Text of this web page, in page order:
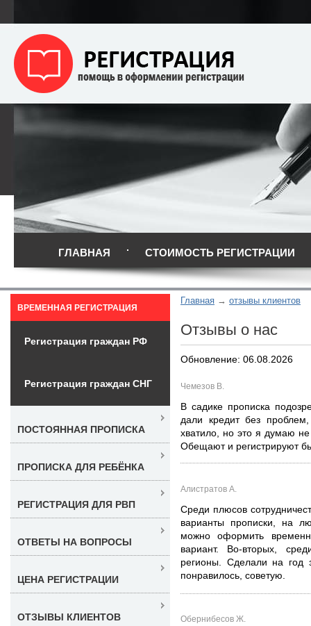
ГЛАВНАЯ СТОИМОСТЬ РЕГИСТРАЦИИ
Главная отзывы клиентов
Отзывы о нас
Обновление: 06.08.2026
Чемезов В.
В садике прописка
дали кредит без
хватило, но это я думаю не
Обещают и регистрируют
Алистратов А.
Среди плюсов
варианты прописки, на
можно оформить
вариант. Во-вторых,
регионы. Сделали на год
понравилось, советую.
Обернибесов Ж.
ВРЕМЕННАЯ РЕГИСТРАЦИЯ
Регистрация граждан РФ
Регистрация граждан СНГ
ПОСТОЯННАЯ ПРОПИСКА
ПРОПИСКА ДЛЯ РЕБЁНКА
РЕГИСТРАЦИЯ ДЛЯ РВП
ОТВЕТЫ НА ВОПРОСЫ
ЦЕНА РЕГИСТРАЦИИ
ОТЗЫВЫ КЛИЕНТОВ